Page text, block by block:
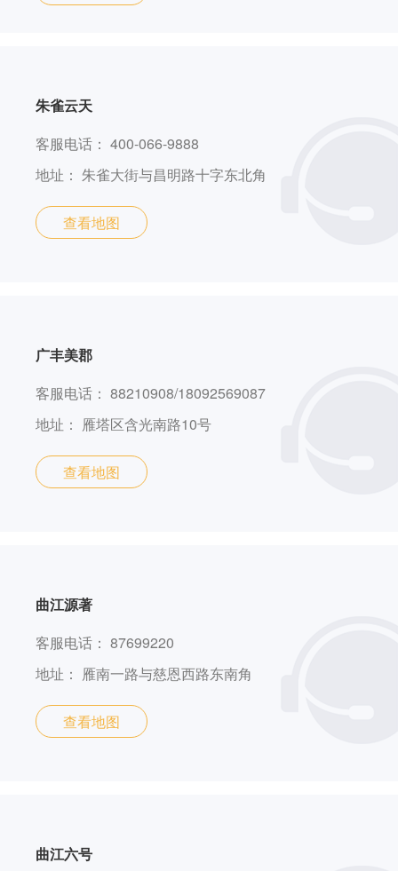
朱雀云天
客服电话： 400-066-9888
地址： 朱雀大街与昌明路十字东北角
查看地图
广丰美郡
客服电话： 88210908/18092569087
地址： 雁塔区含光南路10号
查看地图
曲江源著
客服电话： 87699220
地址： 雁南一路与慈恩西路东南角
查看地图
曲江六号